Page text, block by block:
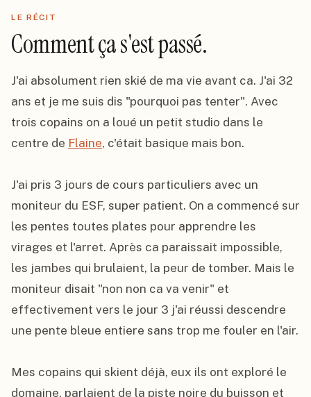
LE RÉCIT
Comment ça s'est passé.
J'ai absolument rien skié de ma vie avant ca. J'ai 32
ans et je me suis dis "pourquoi pas tenter". Avec
trois copains on a loué un petit studio dans le
centre de Flaine, c'était basique mais bon.
J'ai pris 3 jours de cours particuliers avec un
moniteur du ESF, super patient. On a commencé sur
les pentes toutes plates pour apprendre les
virages et l'arret. Après ca paraissait impossible,
les jambes qui brulaient, la peur de tomber. Mais le
moniteur disait "non non ca va venir" et
effectivement vers le jour 3 j'ai réussi descendre
une pente bleue entiere sans trop me fouler en l'air.
Mes copains qui skient déjà, eux ils ont exploré le
domaine, parlaient de la piste noire du buisson et